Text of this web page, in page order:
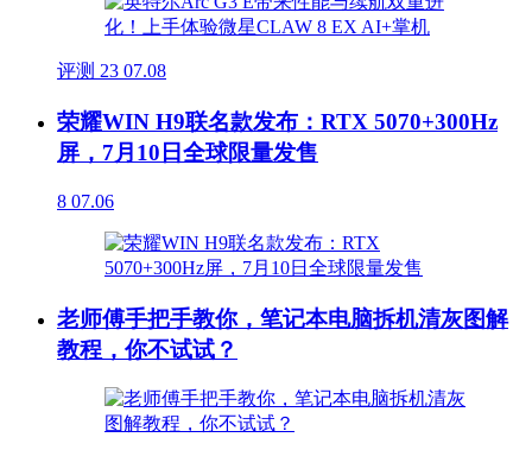
评测 23 07.08
荣耀WIN H9联名款发布：RTX 5070+300Hz
屏，7月10日全球限量发售
8 07.06
老师傅手把手教你，笔记本电脑拆机清灰图解
教程，你不试试？